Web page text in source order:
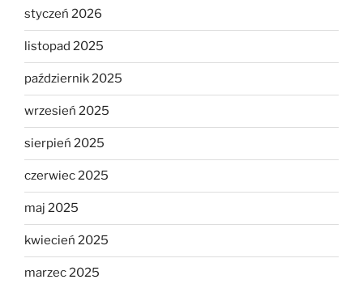
styczeń 2026
listopad 2025
październik 2025
wrzesień 2025
sierpień 2025
czerwiec 2025
maj 2025
kwiecień 2025
marzec 2025